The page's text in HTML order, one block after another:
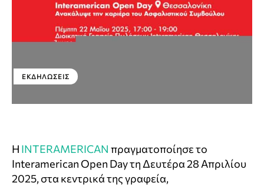
ΕΚΔΗΛΏΣΕΙΣ
Η INTERAMERICAN πραγματοποίησε το
Interamerican Open Day τη Δευτέρα 28 Απριλίου
2025, στα κεντρικά της γραφεία,